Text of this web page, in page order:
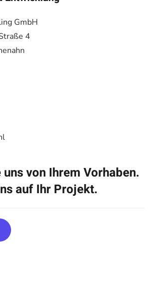
GmbH
4
uns von Ihrem Vorhaben.
auf Ihr Projekt.